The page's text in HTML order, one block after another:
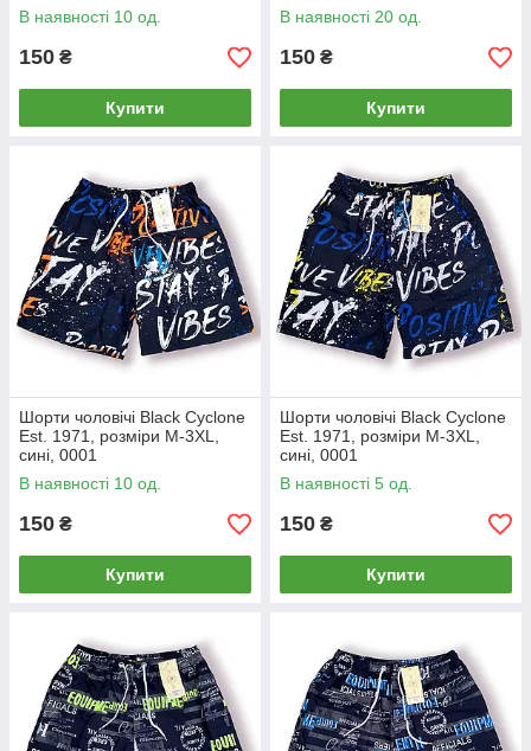
В наявності 10 од.
150 ₴
Купити
В наявності 20 од.
150 ₴
Купити
Шорти чоловічі Black Cyclone
Est. 1971, розміри M-3XL,
сині, 0001
В наявності 10 од.
150 ₴
Купити
Шорти чоловічі Black Cyclone
Est. 1971, розміри M-3XL,
сині, 0001
В наявності 5 од.
150 ₴
Купити